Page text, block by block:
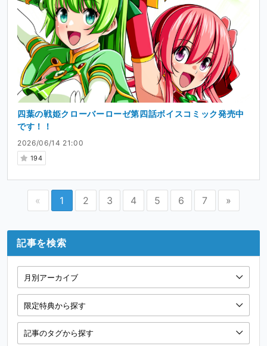
2026/06/14 21:00
194
四葉の戦姫クローバーローゼ第四話ボイスコミック発売中
です！！
« 1 2 3 4 5 6 7 »
記事を検索